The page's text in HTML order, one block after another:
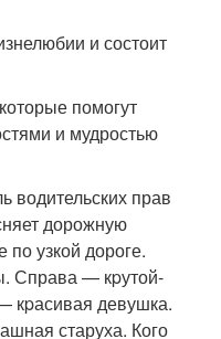
и состоит
помогут
и мудростью
водительских прав
дорожную
узкой дороге.
Справа — кpутой-
кpасивая девушка.
старуха. Кого